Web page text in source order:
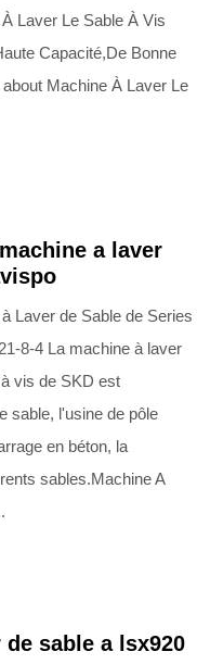
Laver Le Sable À Vis
Capacité,De Bonne
Machine À Laver Le
a laver
Laver de Sable de Series
8-4 La machine à laver
vis de SKD est
sable, l'usine de pôle
en béton, la
sables.Machine A
de sable a lsx920